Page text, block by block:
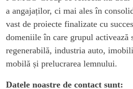
a angajaților, ci mai ales în
vast de proiecte finalizate cu
domeniile în care grupul activează
regenerabilă, industria auto,
mobilă și prelucrarea lemnului.
Datele noastre de contact sunt: